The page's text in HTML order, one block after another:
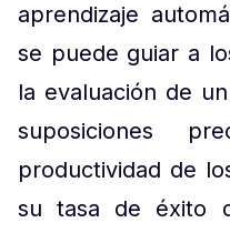
aprendizaje
se puede guiar a
la evaluación de
suposiciones
productividad de
su tasa de éxito